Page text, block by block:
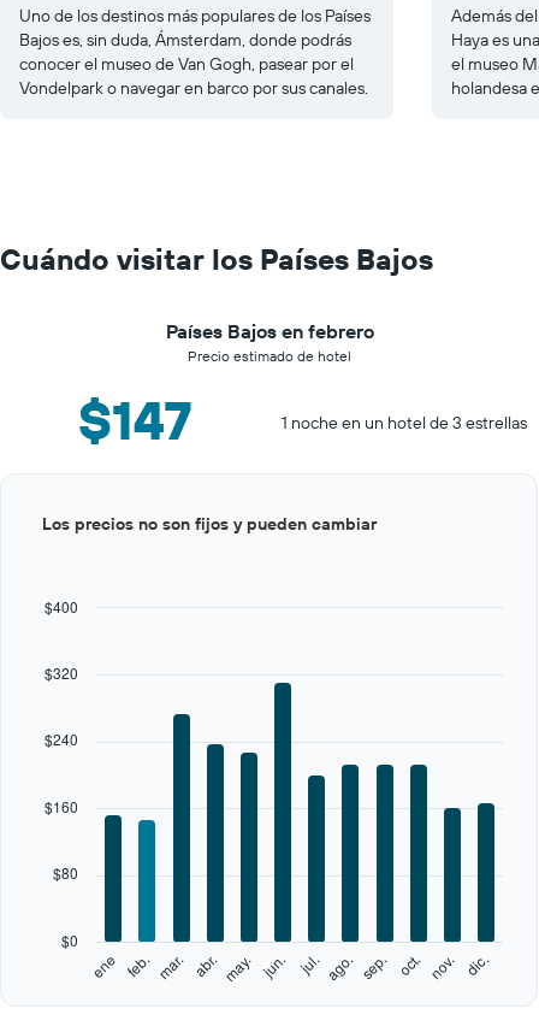
Uno de los destinos más populares de los Países
Bajos es, sin duda, Ámsterdam, donde podrás
conocer el museo de Van Gogh, pasear por el
Vondelpark o navegar en barco por sus canales.
Además
Haya es
el museo
holandesa
Cuándo visitar los Países Bajos
Países Bajos en febrero
Precio estimado de hotel
$147 1 noche en un hotel de 3 estrellas
Range:
categories.
graphic.
ene feb. mar. abr. may. jun. jul. ago. sep. oct. nov. dic.
$0
$80
$160
$240
$320
$400
Los precios no son fijos y pueden cambiar
interactive